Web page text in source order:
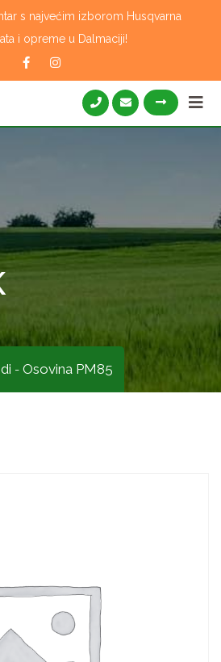
s najvećim izborom Husqvarna
i opreme u Dalmaciji!
- Osovina PM85